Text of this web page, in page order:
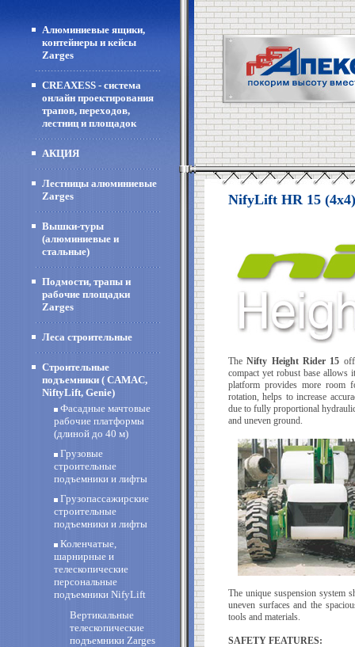
Алюминиевые ящики,
контейнеры и кейсы
Zarges
CREAXESS - система
онлайн проектирования
трапов, переходов,
лестниц и площадок
АКЦИЯ
Лестницы алюминиевые
Zarges
Вышки-туры
(алюминиевые и
стальные)
Подмости, трапы и
рабочие площадки
Zarges
Леса строительные
Строительные
подъемники ( CAMAC,
NiftyLift, Genie)
Фасадные мачтовые
рабочие платформы
(длиной до 40 м)
Грузовые
строительные
подъемники и лифты
Грузопассажирские
строительные
подъемники и лифты
Коленчатые,
шарнирные и
телескопические
персональные
подъемники NifyLift
Вертикальные
телескопические
подъемники Zarges
NifyLift HR 15 (4x4)
TheNifty Height Rider 15
compact yet robust base allows
platform provides more room
rotation, helps to increase
due to fully proportional
and uneven ground.
The unique suspension system
uneven surfaces and the
tools and materials.
SAFETY FEATURES: